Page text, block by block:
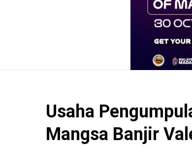
Usaha
Mangsa Banjir